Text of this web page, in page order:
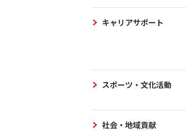
キャリアサポート
スポーツ・文化活動
社会・地域貢献